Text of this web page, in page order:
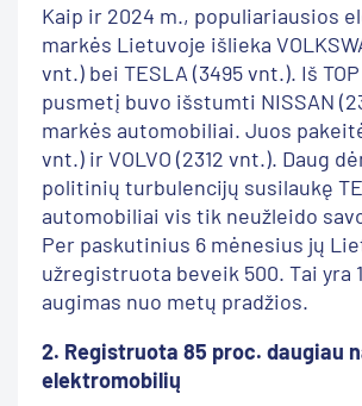
Kaip ir 2024 m., populiariausios
markės Lietuvoje išlieka
vnt.) bei TESLA (3495 vnt.). Iš
pusmetį buvo išstumti NISSAN
markės automobiliai. Juos
vnt.) ir VOLVO (2312 vnt.). Daug
politinių turbulencijų susilaukę
automobiliai vis tik neužleido
Per paskutinius 6 mėnesius jų
užregistruota beveik 500. Tai yra
augimas nuo metų pradžios.
2. Registruota 85 proc. daugiau
elektromobilių